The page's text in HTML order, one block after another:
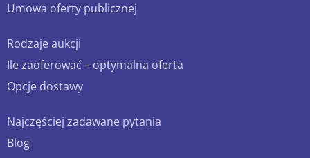
Umowa oferty publicznej
Rodzaje aukcji
Ile zaoferować – optymalna oferta
Opcje dostawy
Najczęściej zadawane pytania
Blog